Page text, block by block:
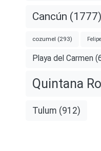
Cancún (1777)
cozumel (293)
Playa del Carmen
Quintana
Tulum (912)